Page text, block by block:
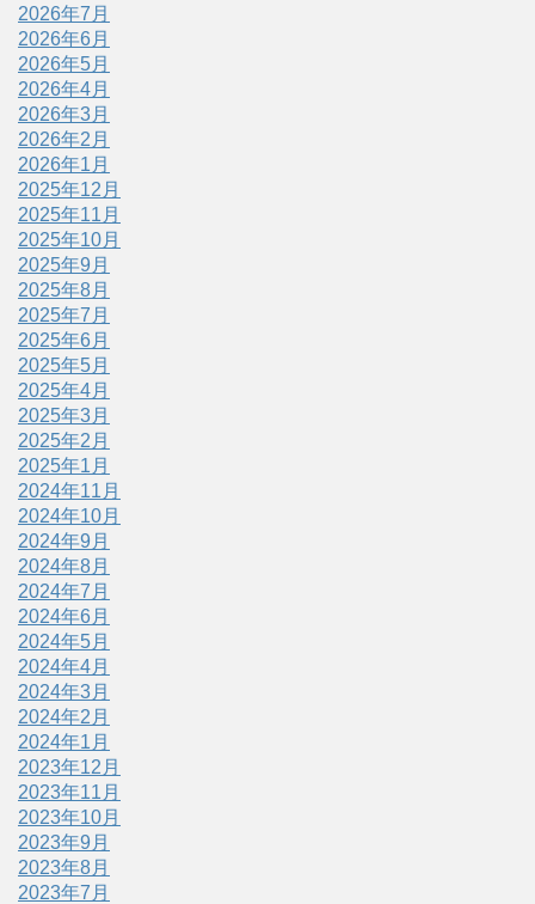
2026年7月
2026年6月
2026年5月
2026年4月
2026年3月
2026年2月
2026年1月
2025年12月
2025年11月
2025年10月
2025年9月
2025年8月
2025年7月
2025年6月
2025年5月
2025年4月
2025年3月
2025年2月
2025年1月
2024年11月
2024年10月
2024年9月
2024年8月
2024年7月
2024年6月
2024年5月
2024年4月
2024年3月
2024年2月
2024年1月
2023年12月
2023年11月
2023年10月
2023年9月
2023年8月
2023年7月